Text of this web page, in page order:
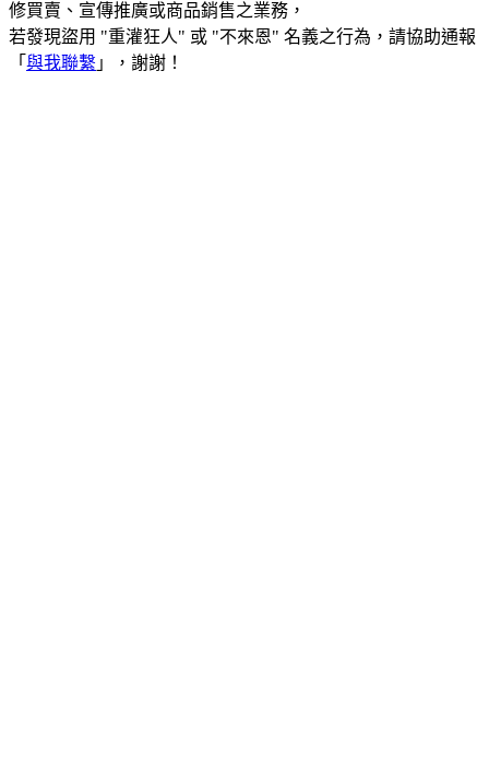
修買賣、宣傳推廣或商品銷售之業務，
若發現盜用 "重灌狂人" 或 "不來恩" 名義之行為，請協助通報
「 與我聯繫 」，謝謝！